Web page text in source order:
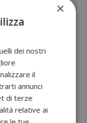
×
dei nostri
il
annunci
di terze
relative ai